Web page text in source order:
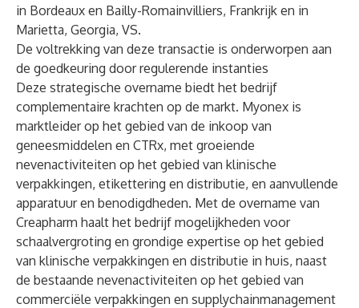
in Bordeaux en Bailly-Romainvilliers, Frankrijk en in
Marietta, Georgia, VS.
De voltrekking van deze transactie is onderworpen aan
de goedkeuring door regulerende instanties
Deze strategische overname biedt het bedrijf
complementaire krachten op de markt. Myonex is
marktleider op het gebied van de inkoop van
geneesmiddelen en CTRx, met groeiende
nevenactiviteiten op het gebied van klinische
verpakkingen, etikettering en distributie, en aanvullende
apparatuur en benodigdheden. Met de overname van
Creapharm haalt het bedrijf mogelijkheden voor
schaalvergroting en grondige expertise op het gebied
van klinische verpakkingen en distributie in huis, naast
de bestaande nevenactiviteiten op het gebied van
commerciële verpakkingen en supplychainmanagement